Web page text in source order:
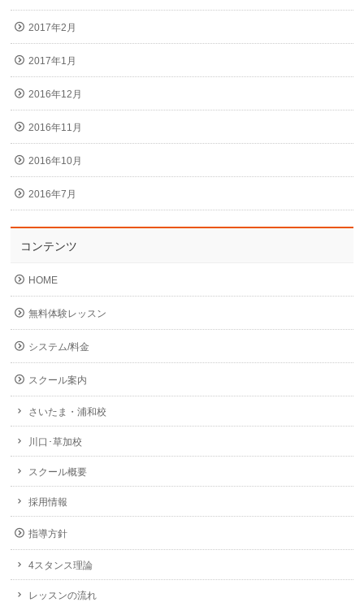
2017年2月
2017年1月
2016年12月
2016年11月
2016年10月
2016年7月
コンテンツ
HOME
無料体験レッスン
システム/料金
スクール案内
さいたま・浦和校
川口･草加校
スクール概要
採用情報
指導方針
4スタンス理論
レッスンの流れ